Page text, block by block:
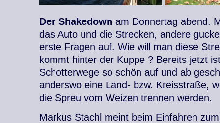
Der Shakedown am Donnertag abend.
das Auto und die Strecken, andere
erste Fragen auf. Wie will man diese
kommt hinter der Kuppe ? Bereits jetzt
Schotterwege so schön auf und ab
anderswo eine Land- bzw. Kreisstraße,
die Spreu vom Weizen trennen werden.
Markus Stachl meint beim Einfahren